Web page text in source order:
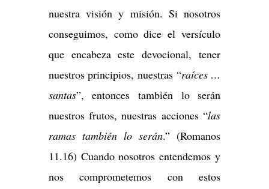
nuestra visión y misión. Si nosotros
conseguimos, como dice el versículo
que encabeza este devocional, tener
nuestros principios, nuestras “raíces …
santas”, entonces también lo serán
nuestros frutos, nuestras acciones “las
ramas también lo serán.” (Romanos
11.16) Cuando nosotros entendemos y
nos comprometemos con estos